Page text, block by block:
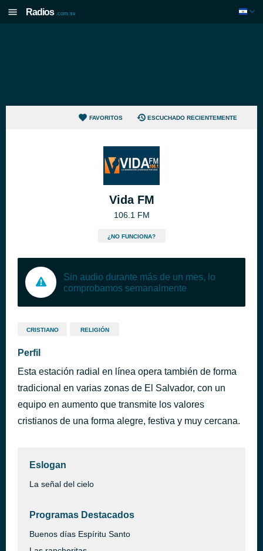
Radios .com.sv
FAVORITOS ESCUCHADO RECIENTEMENTE
Vida FM
106.1 FM
¿NO FUNCIONA?
Sin audio durante más de un mes, lo
comprobamos semanalmente
CRISTIANO RELIGIÓN
Perfil
Esta estación radial en línea opera también de forma
tradicional en varias zonas de El Salvador, con un
equipo en aumento que transmite los valores
cristianos de una forma alegre, festiva y muy cercana.
Eslogan
La señal del cielo
Programas Destacados
Buenos días Espíritu Santo